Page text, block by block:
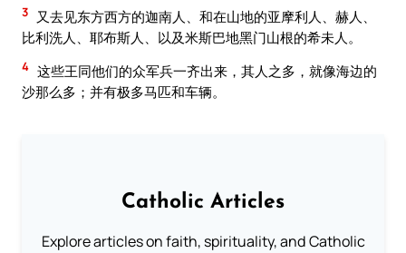
3
又去见东方西方的迦南人、和在山地的亚摩利人、赫人、
比利洗人、耶布斯人、以及米斯巴地黑门山根的希未人。
4 这些王同他们的众军兵一齐出来，其人之多，就像海边的
沙那么多；并有极多马匹和车辆。
Catholic Articles
Explore articles on faith, spirituality, and Catholic